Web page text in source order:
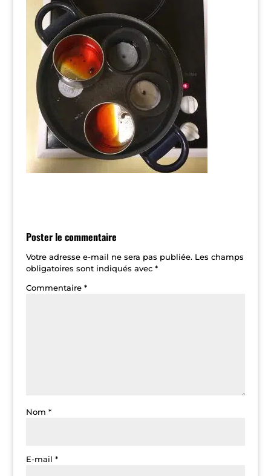
Poster le commentaire
Votre adresse e-mail ne sera pas publiée. Les champs
obligatoires sont indiqués avec *
Commentaire *
Nom *
E-mail *